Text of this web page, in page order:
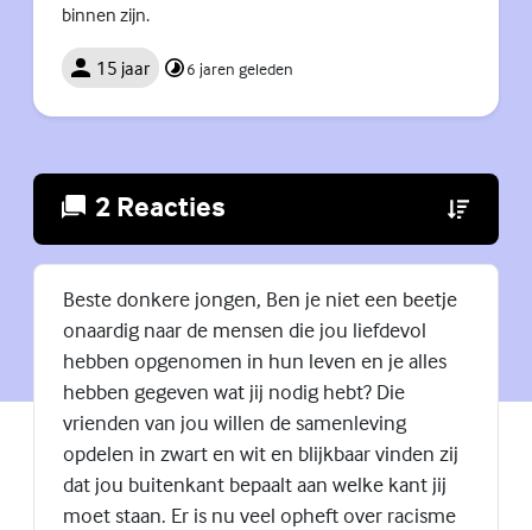
binnen zijn.
15 jaar 6 jaren geleden
2 Reacties (Externe
Beste donkere jongen, Ben je niet een beetje
onaardig naar de mensen die jou liefdevol
hebben opgenomen in hun leven en je alles
hebben gegeven wat jij nodig hebt? Die
vrienden van jou willen de samenleving
opdelen in zwart en wit en blijkbaar vinden zij
dat jou buitenkant bepaalt aan welke kant jij
moet staan. Er is nu veel opheft over racisme